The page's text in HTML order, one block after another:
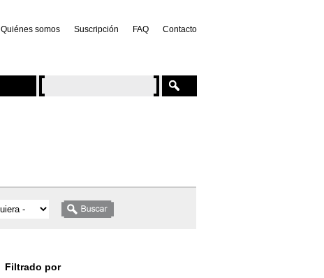
Quiénes somos Suscripción FAQ Contacto
Filtrado por